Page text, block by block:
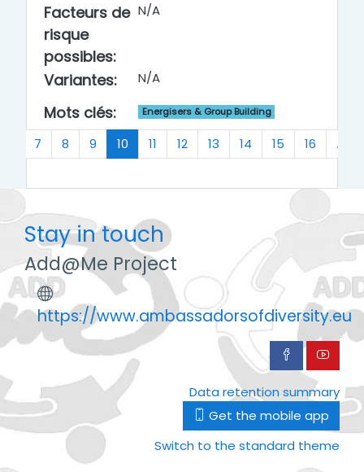
Facteurs de
risque
possibles:
N/A
Variantes: N/A
Mots clés: Energisers & Group Building
7 8 9 10(current)
11 12 13 14 15 16 …
Stay in touch
Add@Me Project
https://www.ambassadorsofdiversity.eu
Data retention summary
Get the mobile app
Switch to the standard theme